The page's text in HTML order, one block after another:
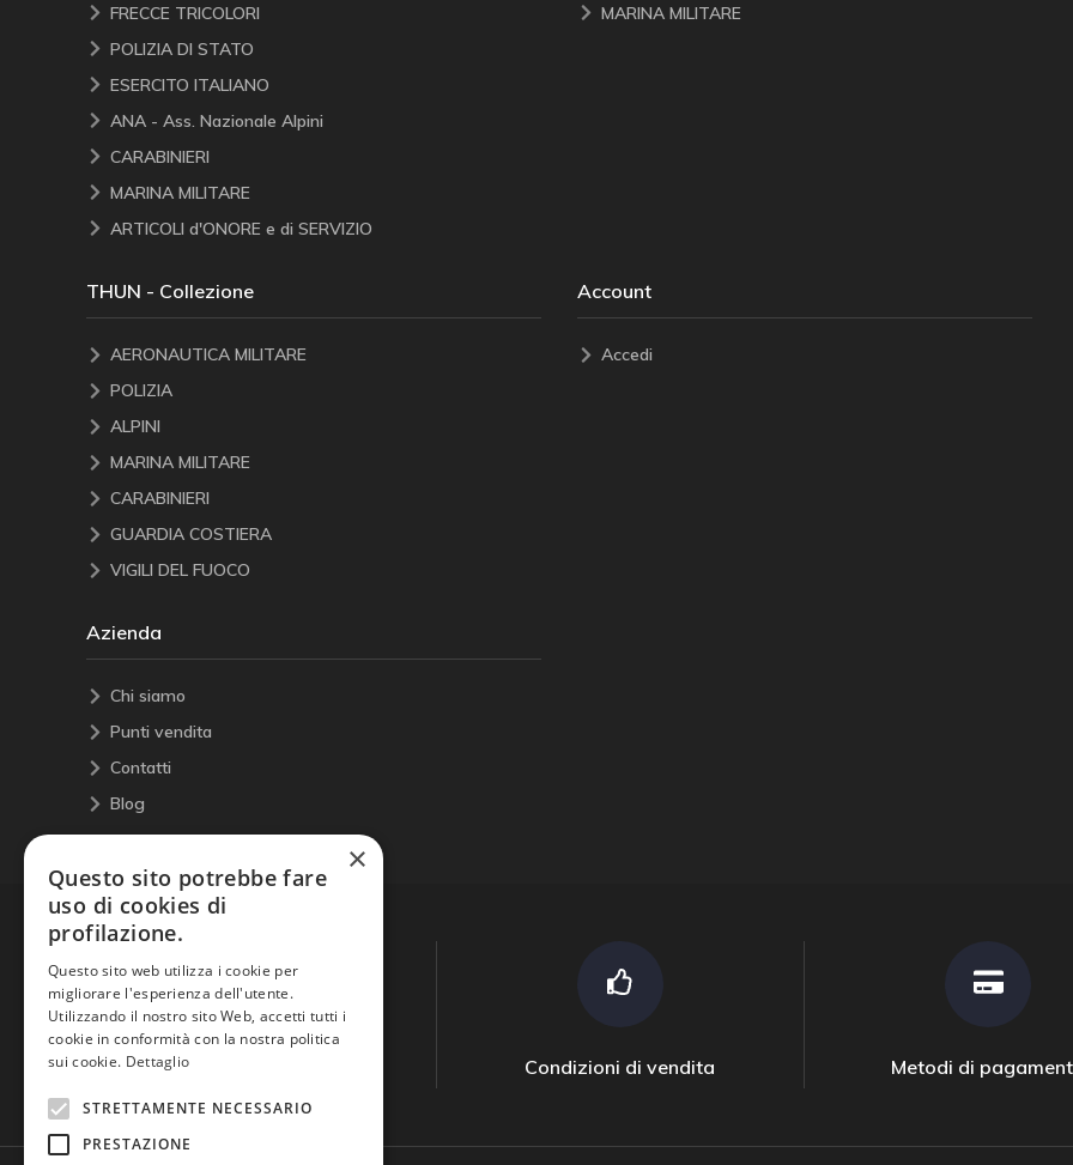
FRECCE TRICOLORI
POLIZIA DI STATO
ESERCITO ITALIANO
ANA - Ass. Nazionale Alpini
CARABINIERI
MARINA MILITARE
ARTICOLI d'ONORE e di SERVIZIO
MARINA MILITARE
THUN - Collezione
AERONAUTICA MILITARE
POLIZIA
ALPINI
MARINA MILITARE
CARABINIERI
GUARDIA COSTIERA
VIGILI DEL FUOCO
Account
Accedi
Azienda
Chi siamo
Punti vendita
Contatti
Blog
Guida all'acquisto Condizioni di vendita Metodi di
×
Questo sito potrebbe fare
uso di cookies di
profilazione.
Questo sito web utilizza i cookie per
migliorare l'esperienza dell'utente.
Utilizzando il nostro sito Web, accetti tutti i
cookie in conformità con la nostra politica
sui cookie. Dettaglio
STRETTAMENTE NECESSARIO
PRESTAZIONE